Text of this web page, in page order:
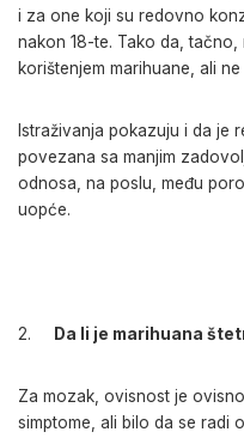
i za one koji su redovno
nakon 18-te. Tako da,
korištenjem marihuane, ali ne
Istraživanja pokazuju i da je
povezana sa manjim
odnosa, na poslu, među
uopće.
Da li je marihuana
Za mozak, ovisnost je
simptome, ali bilo da se radi